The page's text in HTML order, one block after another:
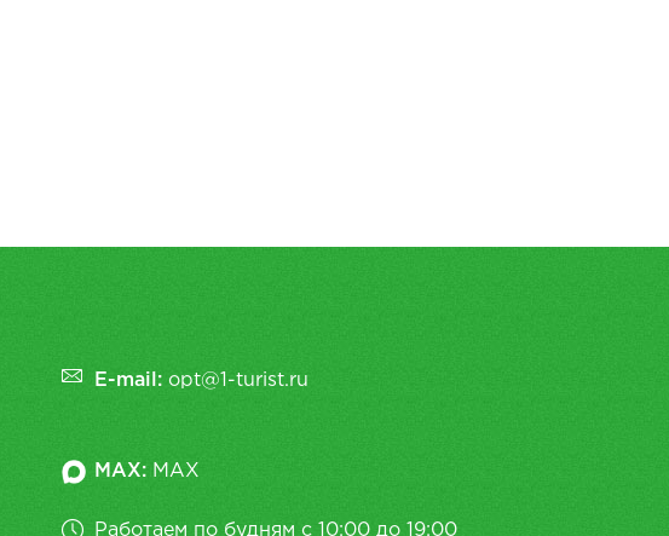
E-mail: opt@1-turist.ru
MAX: MAX
Работаем по будням с 10:00 до 19:00